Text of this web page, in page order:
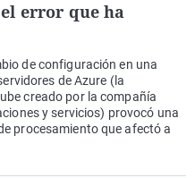
error que ha
de configuración en una
de Azure (la
creado por la compañía
y servicios) provocó una
procesamiento que afectó a